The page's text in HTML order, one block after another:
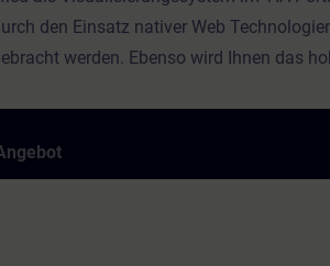
den Einsatz nativer Web
werden. Ebenso wird Ihnen das
über die Leistungsfähigkeit des